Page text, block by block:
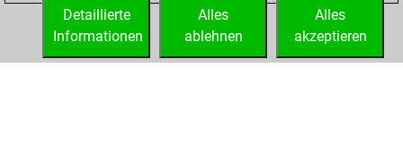
=0 -15 in bullet
Alles
akzeptieren
Alles
ablehnen
Detaillierte
Informationen